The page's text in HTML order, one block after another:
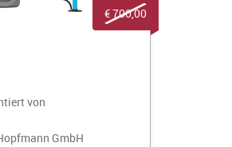
von
GmbH
€ 700,00